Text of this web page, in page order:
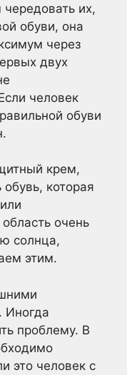
их,
обуви, она
через
двух
человек
обуви
крем,
которая
очень
солнца,
этим.
Иногда
проблему. В
это человек с